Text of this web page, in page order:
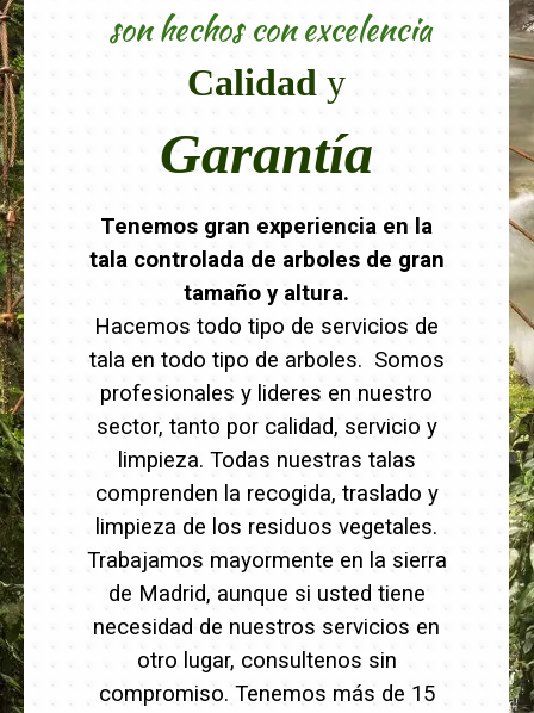
son hechos con excelencia
Calidad y
Garantía
Tenemos gran experiencia en la
tala controlada de arboles de gran
tamaño y altura.
Hacemos todo tipo de servicios de
tala en todo tipo de arboles. Somos
profesionales y lideres en nuestro
sector, tanto por calidad, servicio y
limpieza. Todas nuestras talas
comprenden la recogida, traslado y
limpieza de los residuos vegetales.
Trabajamos mayormente en la sierra
de Madrid, aunque si usted tiene
necesidad de nuestros servicios en
otro lugar, consultenos sin
compromiso. Tenemos más de 15